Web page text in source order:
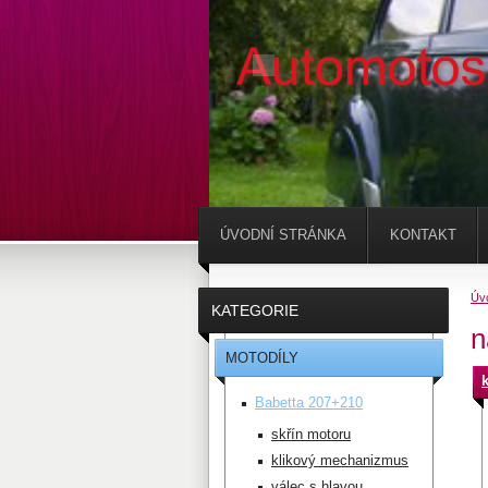
KATEGORIE
MOTODÍLY
Babetta 207+210
skřín motoru
klikový mechanizmus
ÚVODNÍ STRÁNKA KONTAKT